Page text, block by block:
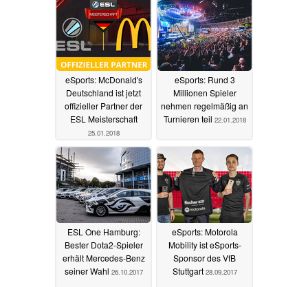
eSports: McDonald's
Deutschland ist jetzt
offizieller Partner der
ESL Meisterschaft
25.01.2018
eSports: Rund 3
Millionen Spieler
nehmen regelmäßig an
Turnieren teil 22.01.2018
ESL One Hamburg:
Bester Dota2-Spieler
erhält Mercedes-Benz
seiner Wahl 26.10.2017
eSports: Motorola
Mobility ist eSports-
Sponsor des VfB
Stuttgart 28.09.2017